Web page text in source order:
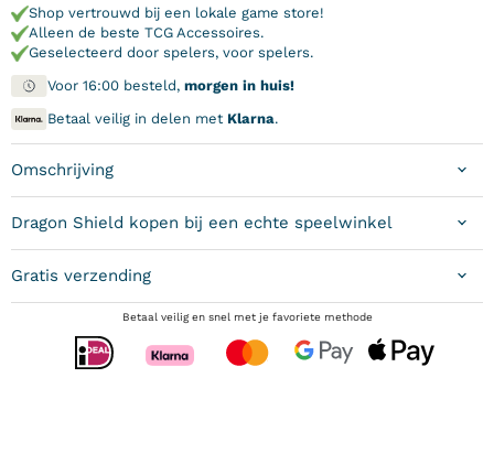
Shop vertrouwd bij een lokale game store!
Alleen de beste TCG Accessoires.
Geselecteerd door spelers, voor spelers.
Voor 16:00 besteld,morgen in huis!
Betaal veilig in delen met Klarna.
Omschrijving
Dragon Shield kopen bij een echte speelwinkel
Gratis verzending
Betaal veilig en snel met je favoriete methode